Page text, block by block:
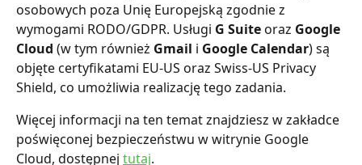
osobowych poza Unię Europejską zgodnie z
wymogami RODO/GDPR. Usługi G Suite oraz Google
Cloud (w tym również Gmail i Google Calendar) są
objęte certyfikatami EU-US oraz Swiss-US Privacy
Shield, co umożliwia realizację tego zadania.
Więcej informacji na ten temat znajdziesz w zakładce
poświęconej bezpieczeństwu w witrynie Google
Cloud, dostępnej tutaj.